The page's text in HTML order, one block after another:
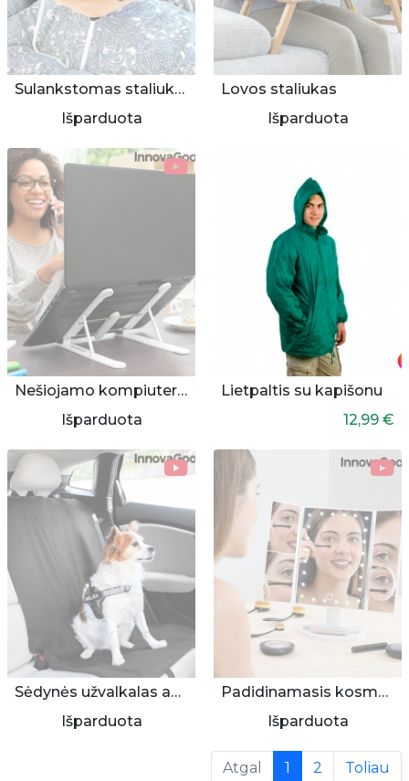
Sulankstomas staliukas lovai
Išparduota
Lovos staliukas
Išparduota
Nešiojamo kompiuterio stovas
Išparduota
Lietpaltis su kapišonu
12,99 €
Sėdynės užvalkalas augintiniui
Išparduota
Padidinamasis kosmetinis veidrodis su apšvietimu
Išparduota
Atgal 1 (current)
2 Toliau